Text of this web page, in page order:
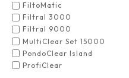
FiltoMatic
Filtral 3000
Filtral 9000
MultiClear Set 15000
PondoClear Island
ProfiClear